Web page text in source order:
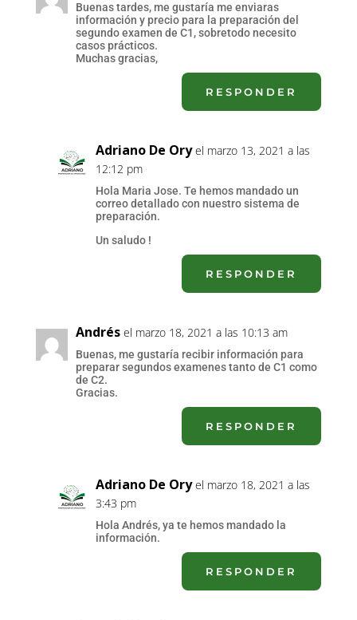
Buenas tardes, me gustaría me enviaras
información y precio para la preparación del
segundo examen de C1, sobretodo necesito
casos prácticos.
Muchas gracias,
RESPONDER
Adriano De Ory el marzo 13, 2021 a las
12:12 pm
Hola Maria Jose. Te hemos mandado un
correo detallado con nuestro sistema de
preparación.
Un saludo !
RESPONDER
Andrés el marzo 18, 2021 a las 10:13 am
Buenas, me gustaría recibir información para
preparar segundos examenes tanto de C1 como
de C2.
Gracias.
RESPONDER
Adriano De Ory el marzo 18, 2021 a las
3:43 pm
Hola Andrés, ya te hemos mandado la
información.
RESPONDER